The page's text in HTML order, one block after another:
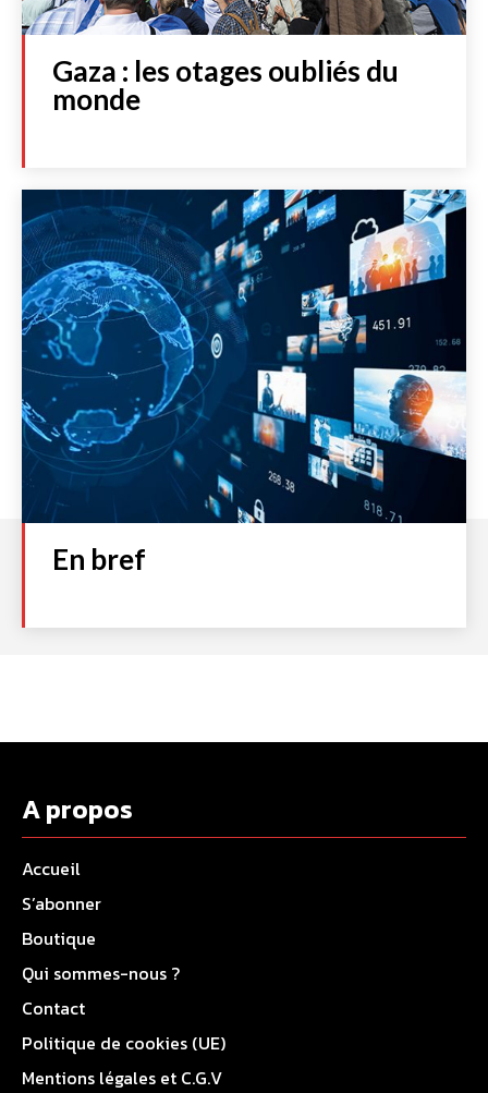
Gaza : les otages oubliés du
monde
En bref
A propos
Accueil
S’abonner
Boutique
Qui sommes-nous ?
Contact
Politique de cookies (UE)
Mentions légales et C.G.V